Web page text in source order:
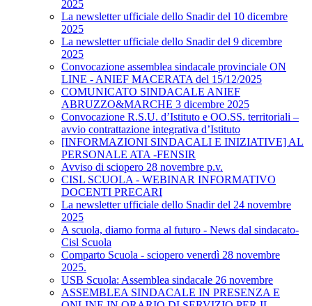
2025
La newsletter ufficiale dello Snadir del 10 dicembre
2025
La newsletter ufficiale dello Snadir del 9 dicembre
2025
Convocazione assemblea sindacale provinciale ON
LINE - ANIEF MACERATA del 15/12/2025
COMUNICATO SINDACALE ANIEF
ABRUZZO&MARCHE 3 dicembre 2025
Convocazione R.S.U. d’Istituto e OO.SS. territoriali –
avvio contrattazione integrativa d’Istituto
[INFORMAZIONI SINDACALI E INIZIATIVE] AL
PERSONALE ATA -FENSIR
Avviso di sciopero 28 novembre p.v.
CISL SCUOLA - WEBINAR INFORMATIVO
DOCENTI PRECARI
La newsletter ufficiale dello Snadir del 24 novembre
2025
A scuola, diamo forma al futuro - News dal sindacato-
Cisl Scuola
Comparto Scuola - sciopero venerdì 28 novembre
2025.
USB Scuola: Assemblea sindacale 26 novembre
ASSEMBLEA SINDACALE IN PRESENZA E